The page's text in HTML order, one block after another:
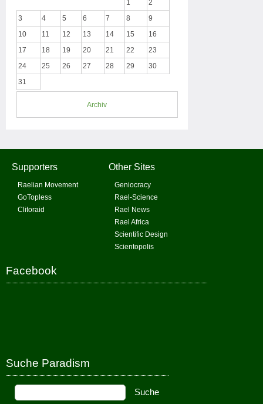
1
2
3
4 5 6 7 8
9
10
11 12 13 14 15
16
17
18 19 20 21 22
23
24
25 26 27 28 29
30
31
Archiv
Supporters
Raelian Movement
GoTopless
Clitoraid
Other Sites
Geniocracy
Rael-Science
Rael News
Rael Africa
Scientific Design
Scientopolis
Facebook
Suche Paradism